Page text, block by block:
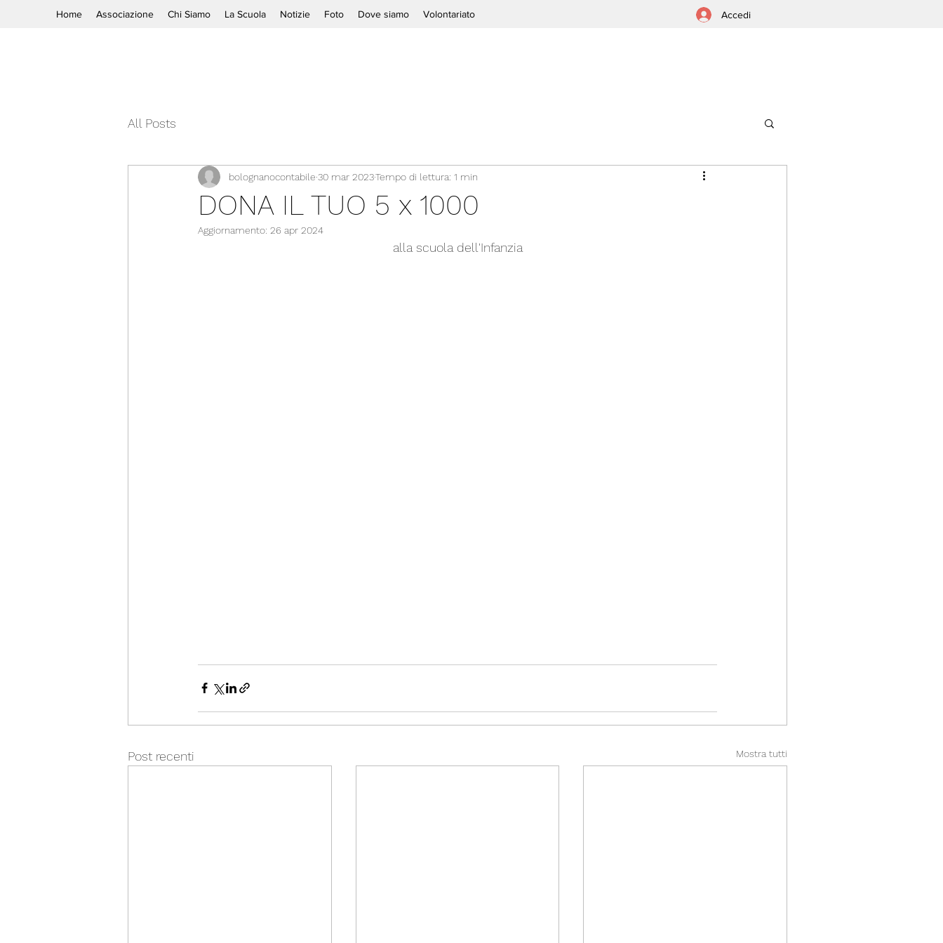
Home Associazione Chi Siamo La Scuola Notizie Foto Dove siamo Volontariato Accedi
All Posts
DONA IL TUO 5 x 1000
bolognanocontabile 30 mar 2023Tempo di lettura: 1 min
Aggiornamento: 26 apr 2024
alla scuola dell'Infanzia
Post recenti Mostra tutti